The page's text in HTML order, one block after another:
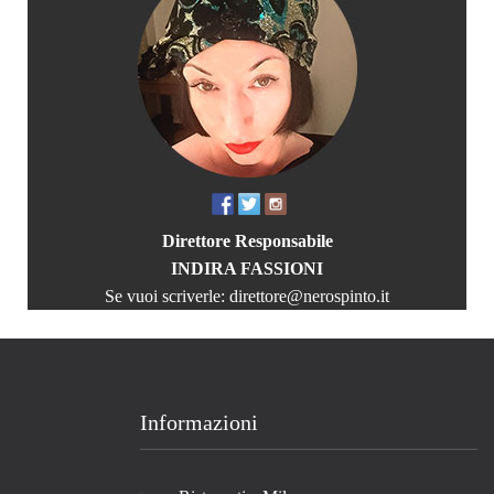
Direttore Responsabile
INDIRA FASSIONI
Se vuoi scriverle: direttore@nerospinto.it
Informazioni